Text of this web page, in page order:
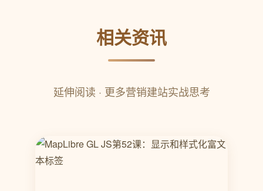
相关资讯
延伸阅读 · 更多营销建站实战思考